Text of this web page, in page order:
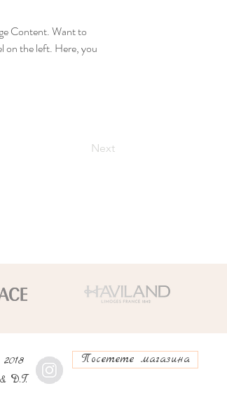
Content. Want to
on the left. Here, you
Next
D.T.
Посетете магазина